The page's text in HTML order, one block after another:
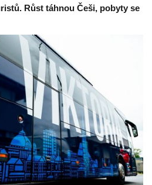
Růst táhnou Češi, pobyty se